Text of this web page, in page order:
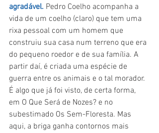
agradável. Pedro Coelho acompanha a
vida de um coelho (claro) que tem uma
rixa pessoal com um homem que
construiu sua casa num terreno que era
do pequeno roedor e de sua família. A
partir daí, é criada uma espécie de
guerra entre os animais e o tal morador.
É algo que já foi visto, de certa forma,
em O Que Será de Nozes? e no
subestimado Os Sem-Floresta. Mas
aqui, a briga ganha contornos mais